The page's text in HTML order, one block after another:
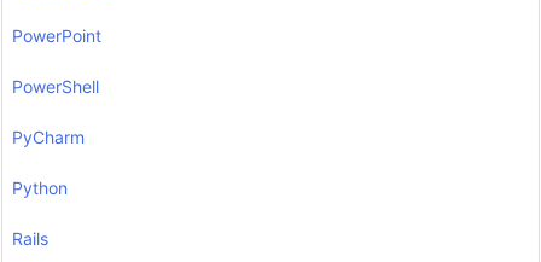
PowerPoint
PowerShell
PyCharm
Python
Rails